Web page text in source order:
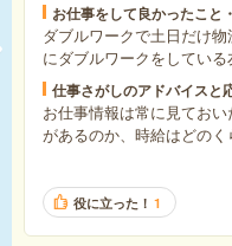
お仕事をして良かったこと
ダブルワークで土日だけ
にダブルワークをしてい
遊びに行ったり、まさか良
かったです。(平日の仕事
は本当にお世話になって
仕事さがしのアドバイスと
お仕事情報は常に見てお
があるのか、時給はどの
ずできると思います。面
張らずに前向きな姿勢を見
役に立った！ 1